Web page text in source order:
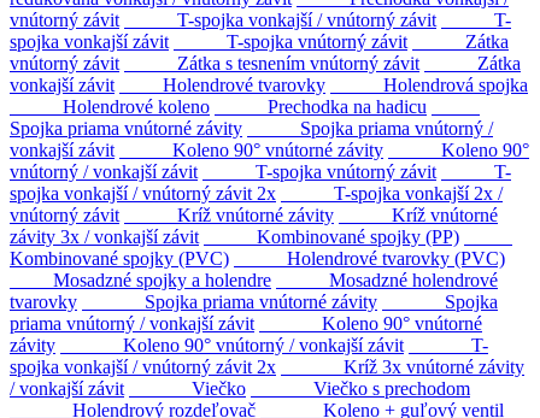
vnútorný závit
T-spojka vonkajší / vnútorný závit
T-
spojka vonkajší závit
T-spojka vnútorný závit
Zátka
vnútorný závit
Zátka s tesnením vnútorný závit
Zátka
vonkajší závit
Holendrové tvarovky
Holendrová spojka
Holendrové koleno
Prechodka na hadicu
Spojka priama vnútorné závity
Spojka priama vnútorný /
vonkajší závit
Koleno 90° vnútorné závity
Koleno 90°
vnútorný / vonkajší závit
T-spojka vnútorný závit
T-
spojka vonkajší / vnútorný závit 2x
T-spojka vonkajší 2x /
vnútorný závit
Kríž vnútorné závity
Kríž vnútorné
závity 3x / vonkajší závit
Kombinované spojky (PP)
Kombinované spojky (PVC)
Holendrové tvarovky (PVC)
Mosadzné spojky a holendre
Mosadzné holendrové
tvarovky
Spojka priama vnútorné závity
Spojka
priama vnútorný / vonkajší závit
Koleno 90° vnútorné
závity
Koleno 90° vnútorný / vonkajší závit
T-
spojka vonkajší / vnútorný závit 2x
Kríž 3x vnútorné závity
/ vonkajší závit
Viečko
Viečko s prechodom
Holendrový rozdeľovač
Koleno + guľový ventil